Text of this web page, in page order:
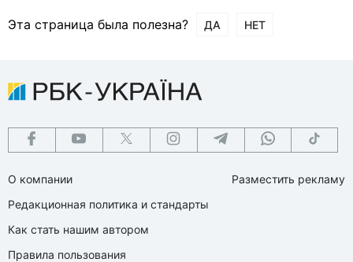
Эта страница была полезна? ДА НЕТ
О компании
Редакционная политика и стандарты
Как стать нашим автором
Правила пользования
Разместить рекламу